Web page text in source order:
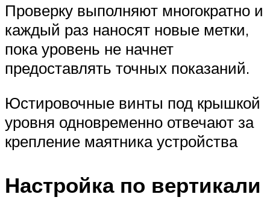
Проверку выполняют многократно и
каждый раз наносят новые метки,
пока уровень не начнет
предоставлять точных показаний.
Юстировочные винты под крышкой
уровня одновременно отвечают за
крепление маятника устройства
Настройка по вертикали